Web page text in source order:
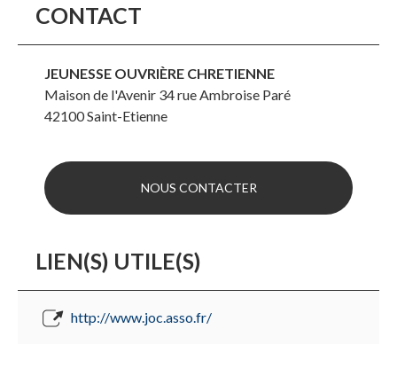
CONTACT
JEUNESSE OUVRIÈRE CHRETIENNE
Maison de l'Avenir 34 rue Ambroise Paré
42100Saint-Etienne
NOUS CONTACTER
LIEN(S) UTILE(S)
http://www.joc.asso.fr/